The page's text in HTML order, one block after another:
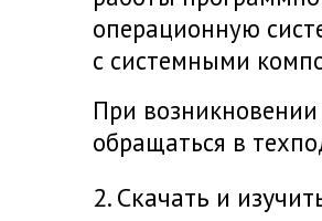
операционную
с системными
При
обращаться в
2. Скачать и